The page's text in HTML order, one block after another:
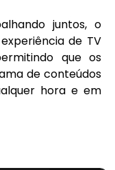
juntos, o
de TV
que os
de conteúdos
hora e em